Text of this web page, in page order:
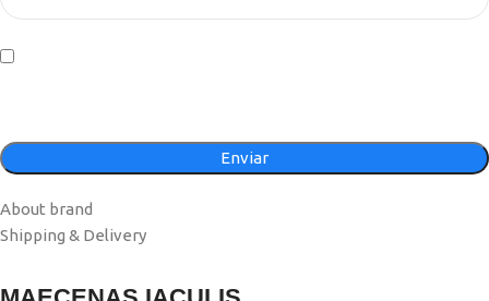
About brand
Shipping & Delivery